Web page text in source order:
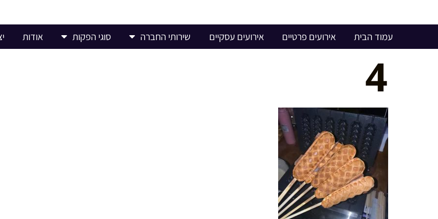
עמוד הבית
אירועים פרטיים אירועים עסקיים שירותי החברה סוגי הפקות אודות
4